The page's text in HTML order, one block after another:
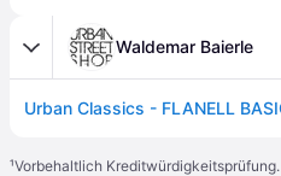
Waldemar Baierle
¹Vorbehaltlich Kreditwürdigkeitsprüfung.